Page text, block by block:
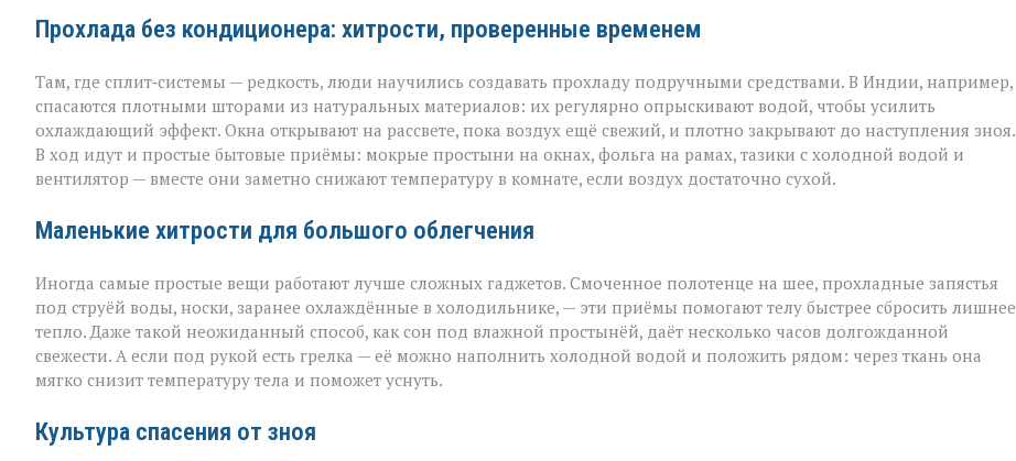
Прохлада без кондиционера: хитрости, проверенные временем
Там, где сплит‑системы — редкость, люди научились создавать прохладу подручными средствами. В Индии, например,
спасаются плотными шторами из натуральных материалов: их регулярно опрыскивают водой, чтобы усилить
охлаждающий эффект. Окна открывают на рассвете, пока воздух ещё свежий, и плотно закрывают до наступления зноя.
В ход идут и простые бытовые приёмы: мокрые простыни на окнах, фольга на рамах, тазики с холодной водой и
вентилятор — вместе они заметно снижают температуру в комнате, если воздух достаточно сухой.
Маленькие хитрости для большого облегчения
Иногда самые простые вещи работают лучше сложных гаджетов. Смоченное полотенце на шее, прохладные запястья
под струёй воды, носки, заранее охлаждённые в холодильнике, — эти приёмы помогают телу быстрее сбросить лишнее
тепло. Даже такой неожиданный способ, как сон под влажной простынёй, даёт несколько часов долгожданной
свежести. А если под рукой есть грелка — её можно наполнить холодной водой и положить рядом: через ткань она
мягко снизит температуру тела и поможет уснуть.
Культура спасения от зноя